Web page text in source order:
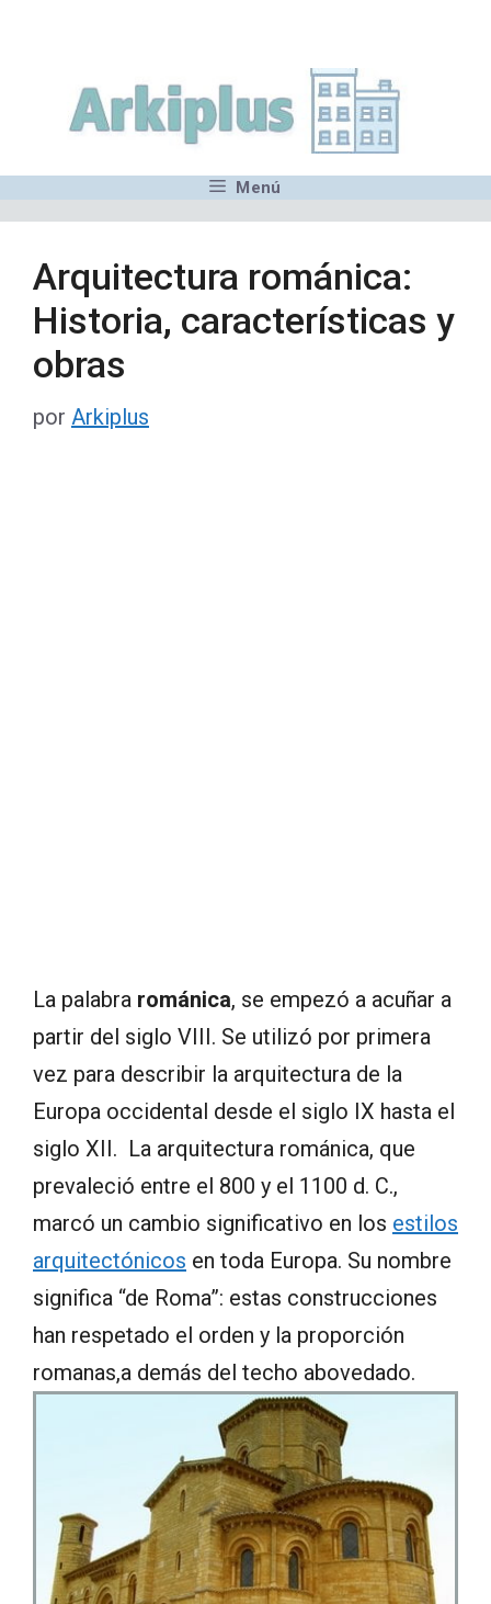
contenido
Menú
Arquitectura románica:
Historia, características y
obras
por Arkiplus
La palabra románica, se empezó a acuñar a
partir del siglo VIII. Se utilizó por primera
vez para describir la arquitectura de la
Europa occidental desde el siglo IX hasta el
siglo XII. La arquitectura románica, que
prevaleció entre el 800 y el 1100 d. C.,
marcó un cambio significativo en los estilos
arquitectónicos en toda Europa. Su nombre
significa “de Roma”: estas construcciones
han respetado el orden y la proporción
romanas,a demás del techo abovedado.